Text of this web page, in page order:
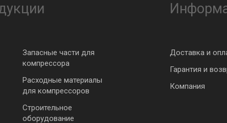
Запасные части для
компрессора
Расходные материалы
для компрессоров
Строительное
оборудование
Доставка и
Гарантия и
Компания